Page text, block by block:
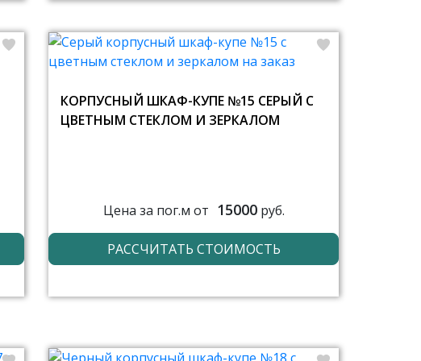
КОРПУСНЫЙ ШКАФ-КУПЕ №15 СЕРЫЙ С
ЦВЕТНЫМ СТЕКЛОМ И ЗЕРКАЛОМ
Цена за пог.м от 15000руб.
РАССЧИТАТЬ СТОИМОСТЬ